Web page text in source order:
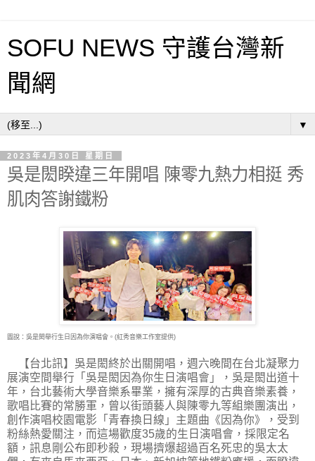
SOFU NEWS 守護台灣新
聞網
▼
2023年4月30日 星期日
吳是閎睽違三年開唱 陳零九熱力相挺 秀
肌肉答謝鐵粉
圖說：吳是閎舉行生日因為你演唱會。(紅秀音樂工作室提供)
【台北訊】吳是閎終於出關開唱，週六晚間在台北凝聚力
展演空間舉行「吳是閎因為你生日 演唱會」，吳是閎出道十
年，台北藝術大學音樂系畢業，擁有深厚的古典音樂素養，
歌唱比賽的常勝軍，曾以街頭藝人與陳零九等組樂團演出，
創作演唱校園電影「青春換日線」主題曲《因為你》，受到
粉絲熱愛關注，而這場歡度35歲的生日演唱會，採限定名
額，訊息剛公布即秒殺，現場擠爆超過百名死忠的吳太太